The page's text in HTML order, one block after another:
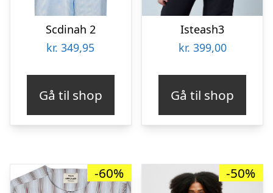
Scdinah 2
kr. 349,95
Gå til shop
Isteash3
kr. 399,00
Gå til shop
-60% -50%